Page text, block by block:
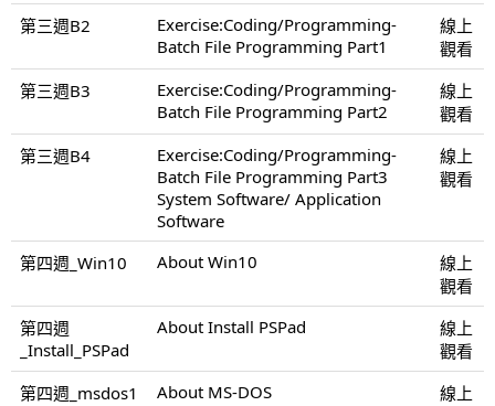
第三週B2
Exercise:Coding/Programming-
Batch File Programming Part1
線上
觀看
第三週B3
Exercise:Coding/Programming-
Batch File Programming Part2
線上
觀看
第三週B4
Exercise:Coding/Programming-
Batch File Programming Part3
System Software/ Application
Software
線上
觀看
第四週_Win10 About Win10
線上
觀看
第四週
_Install_PSPad
About Install PSPad
線上
觀看
第四週_msdos1
About MS-DOS
線上